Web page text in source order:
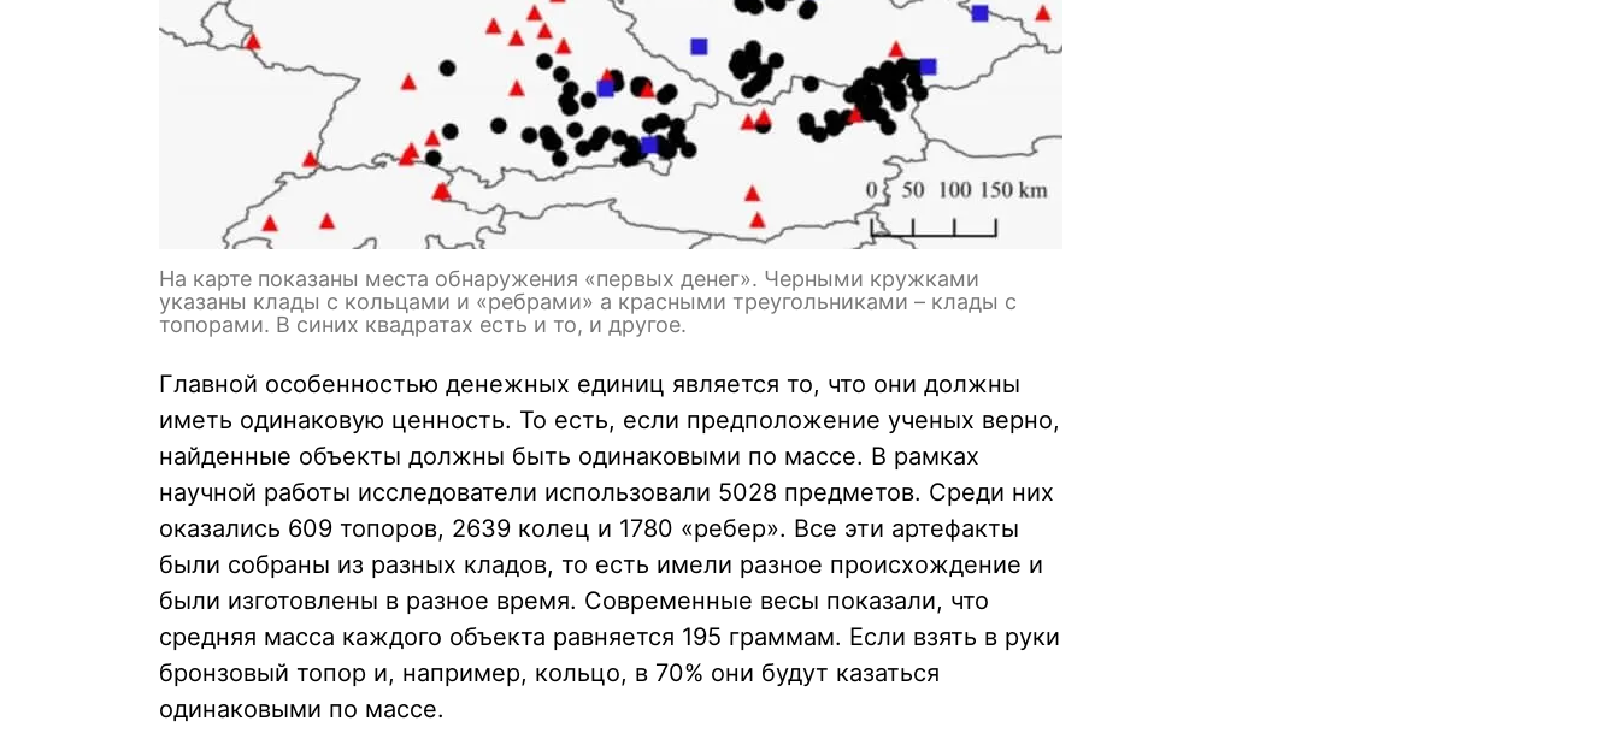
На карте показаны места обнаружения «первых денег». Черными кружками
указаны клады с кольцами и «ребрами» а красными треугольниками – клады с
топорами. В синих квадратах есть и то, и другое.
Главной особенностью денежных единиц является то, что они должны
иметь одинаковую ценность. То есть, если предположение ученых верно,
найденные объекты должны быть одинаковыми по массе. В рамках
научной работы исследователи использовали 5028 предметов. Среди них
оказались 609 топоров, 2639 колец и 1780 «ребер». Все эти артефакты
были собраны из разных кладов, то есть имели разное происхождение и
были изготовлены в разное время. Современные весы показали, что
средняя масса каждого объекта равняется 195 граммам. Если взять в руки
бронзовый топор и, например, кольцо, в 70% они будут казаться
одинаковыми по массе.